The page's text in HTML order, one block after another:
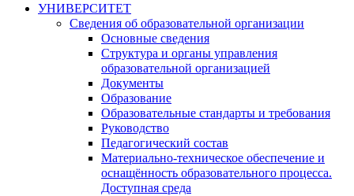
УНИВЕРСИТЕТ
Сведения об образовательной организации
Основные сведения
Структура и органы управления
образовательной организацией
Документы
Образование
Образовательные стандарты и требования
Руководство
Педагогический состав
Материально-техническое обеспечение и
оснащённость образовательного процесса.
Доступная среда